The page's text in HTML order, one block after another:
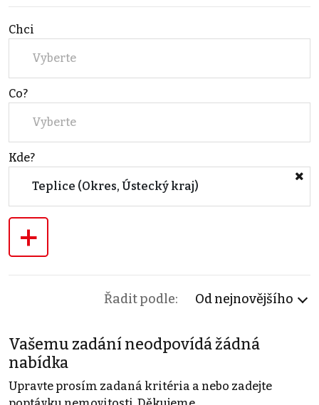
Chci
Vyberte
Co?
Vyberte
Kde?
Teplice (Okres, Ústecký kraj)
+
Řadit podle: Od nejnovějšího
Vašemu zadání neodpovídá žádná
nabídka
Upravte prosím zadaná kritéria a nebo zadejte